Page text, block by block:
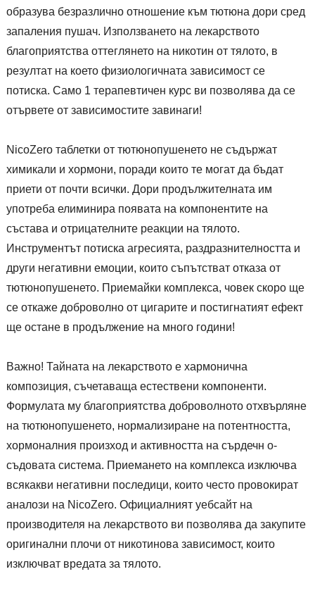
образува безразлично отношение към тютюна дори сред
запаления пушач. Използването на лекарството
благоприятства оттеглянето на никотин от тялото, в
резултат на което физиологичната зависимост се
потиска. Само 1 терапевтичен курс ви позволява да се
отървете от зависимостите завинаги!
NicoZero таблетки от тютюнопушенето не съдържат
химикали и хормони, поради които те могат да бъдат
приети от почти всички. Дори продължителната им
употреба елиминира появата на компонентите на
състава и отрицателните реакции на тялото.
Инструментът потиска агресията, раздразнителността и
други негативни емоции, които съпътстват отказа от
тютюнопушенето. Приемайки комплекса, човек скоро ще
се откаже доброволно от цигарите и постигнатият ефект
ще остане в продължение на много години!
Важно! Тайната на лекарството е хармонична
композиция, съчетаваща естествени компоненти.
Формулата му благоприятства доброволното отхвърляне
на тютюнопушенето, нормализиране на потентността,
хормоналния произход и активността на сърдечн о-
съдовата система. Приемането на комплекса изключва
всякакви негативни последици, които често провокират
аналози на NicoZero. Официалният уебсайт на
производителя на лекарството ви позволява да закупите
оригинални плочи от никотинова зависимост, които
изключват вредата за тялото.